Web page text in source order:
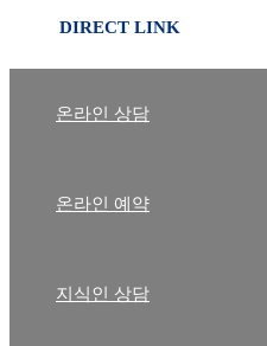
DIRECT LINK
온라인 상담
온라인 예약
지식인 상담